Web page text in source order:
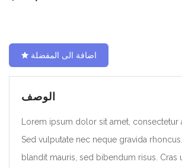
اضافة الى المفضلة
الوصف
Lorem ipsum dolor sit amet, consectetur
Sed vulputate nec neque gravida
blandit mauris, sed bibendum risus. Cras